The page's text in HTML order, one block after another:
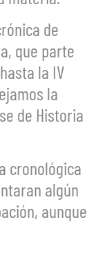
de
que parte
la IV
la
de Historia
cronológica
algún
aunque